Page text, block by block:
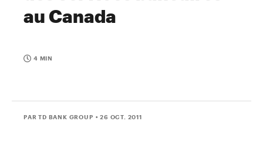
au Canada
4 MIN
PAR TD BANK GROUP • 26 OCT. 2011